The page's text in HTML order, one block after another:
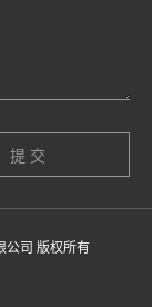
公司 版权所有